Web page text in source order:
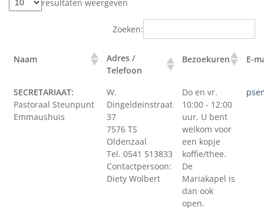
resultaten weergeven
Zoeken:
Naam
Adres /
Telefoon
Bezoekuren E-
SECRETARIAAT:
Pastoraal Steunpunt
Emmaushuis
W.
Dingeldeinstraat
37
7576 TS
Oldenzaal
Tel. 0541 513833
Contactpersoon:
Diety Wolbert
Do en vr.
10:00 - 12:00
uur. U bent
welkom voor
een kopje
koffie/thee.
De
Mariakapel is
dan ook
open.